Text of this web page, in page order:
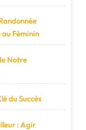
Féminin
Notre
du Succès
: Agir